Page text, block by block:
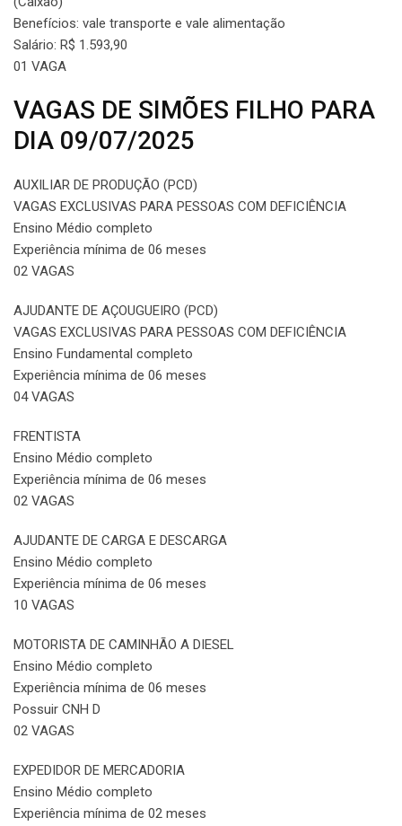
Benefícios: vale transporte e vale alimentação
Salário: R$ 1.593,90
01 VAGA
VAGAS DE SIMÕES FILHO PARA
DIA 09/07/2025
AUXILIAR DE PRODUÇÃO (PCD)
VAGAS EXCLUSIVAS PARA PESSOAS COM DEFICIÊNCIA
Ensino Médio completo
Experiência mínima de 06 meses
02 VAGAS
AJUDANTE DE AÇOUGUEIRO (PCD)
VAGAS EXCLUSIVAS PARA PESSOAS COM DEFICIÊNCIA
Ensino Fundamental completo
Experiência mínima de 06 meses
04 VAGAS
FRENTISTA
Ensino Médio completo
Experiência mínima de 06 meses
02 VAGAS
AJUDANTE DE CARGA E DESCARGA
Ensino Médio completo
Experiência mínima de 06 meses
10 VAGAS
MOTORISTA DE CAMINHÃO A DIESEL
Ensino Médio completo
Experiência mínima de 06 meses
Possuir CNH D
02 VAGAS
EXPEDIDOR DE MERCADORIA
Ensino Médio completo
Experiência mínima de 02 meses